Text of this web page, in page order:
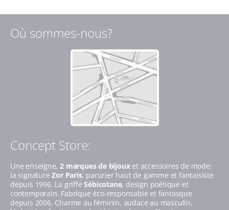
Où sommes-nous?
Concept Store:
Une enseigne,2 marques de bijouxet accessoires de mode:
la signatureZor Paris, parurier haut de gamme et fantaisiste
depuis 1996. La griffeSébicotane, design poétique et
contemporain. Fabrique éco-responsable et fantasque
depuis 2006. Charme au féminin, audace au masculin,